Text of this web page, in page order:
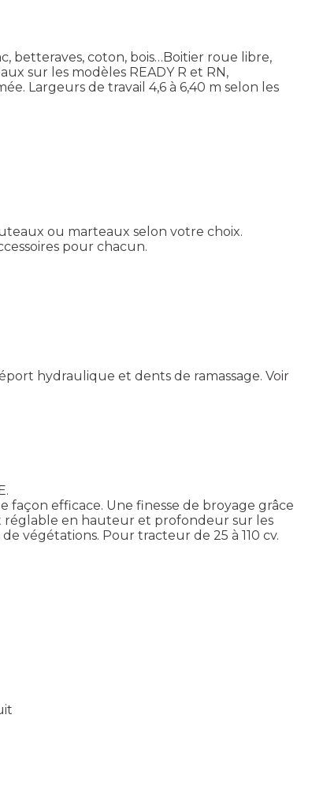
betteraves, coton, bois…Boitier roue libre,
sur les modèles READY R et RN,
Largeurs de travail 4,6 à 6,40 m selon les
ou marteaux selon votre choix.
pour chacun.
hydraulique et dents de ramassage. Voir
façon efficace. Une finesse de broyage grâce
réglable en hauteur et profondeur sur les
végétations. Pour tracteur de 25 à 110 cv.